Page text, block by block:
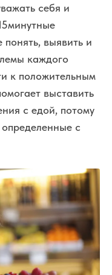
себя и
выявить и
каждого
к положительным
выставить
с едой, потому
с